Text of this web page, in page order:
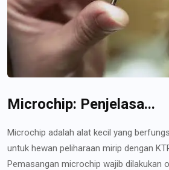
Microchip: Penjelasa...
Microchip adalah alat kecil yang
untuk hewan peliharaan mirip dengan
Pemasangan microchip wajib dilakukan